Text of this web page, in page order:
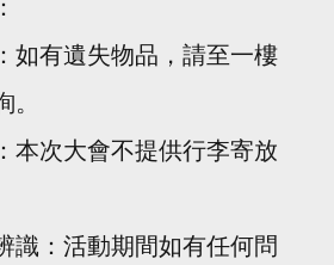
如有遺失物品，請至一樓
本次大會不提供行李寄放
識：活動期間如有任何問